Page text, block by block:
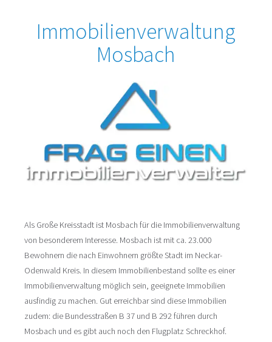
Immobilienverwaltung
Mosbach
Als Große Kreisstadt ist Mosbach für die Immobilienverwaltung
von besonderem Interesse. Mosbach ist mit ca. 23.000
Bewohnern die nach Einwohnern größte Stadt im Neckar-
Odenwald Kreis. In diesem Immobilienbestand sollte es einer
Immobilienverwaltung möglich sein, geeignete Immobilien
ausfindig zu machen. Gut erreichbar sind diese Immobilien
zudem: die Bundesstraßen B 37 und B 292 führen durch
Mosbach und es gibt auch noch den Flugplatz Schreckhof.